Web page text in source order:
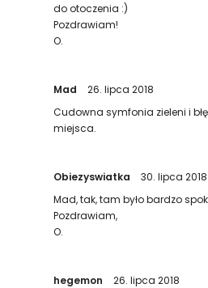
do otoczenia :)
Pozdrawiam!
O.
Mad
26. lipca 2018
Cudowna symfonia zieleni i
miejsca.
Obiezyswiatka
30. lipca 2018
Mad, tak, tam było bardzo
Pozdrawiam,
O.
hegemon
26. lipca 2018